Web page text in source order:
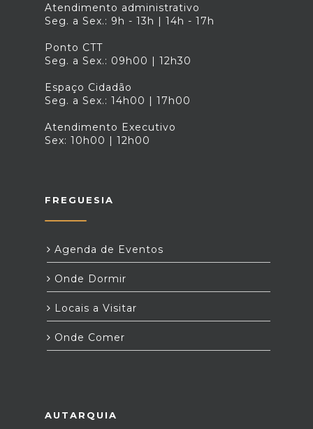
Atendimento administrativo
Seg. a Sex.: 9h - 13h | 14h - 17h
Ponto CTT
Seg. a Sex.: 09h00 | 12h30
Espaço Cidadão
Seg. a Sex.: 14h00 | 17h00
Atendimento Executivo
Sex: 10h00 | 12h00
FREGUESIA
Agenda de Eventos
Onde Dormir
Locais a Visitar
Onde Comer
AUTARQUIA